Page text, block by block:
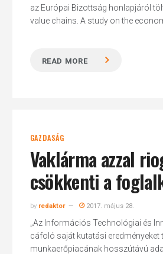
az Európai Bizottság honlapjáról
value chains. A study on the
READ MORE
GAZDASÁG
Vaklárma azzal
csökkenti a
by redaktor 2017. május 28.
„Az Információs Technológiai és
cáfoló saját kutatási
munkaerőpiacának hosszútávú